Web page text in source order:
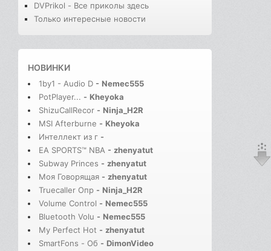
DVPrikol - Все приколы здесь
Только интересные новости
НОВИНКИ
1by1 - Audio D - Nemec555
PotPlayer... - Kheyoka
ShizuCallRecor - Ninja_H2R
MSI Afterburne - Kheyoka
Интеллект из г -
EA SPORTS™ NBA - zhenyatut
Subway Princes - zhenyatut
Моя Говорящая - zhenyatut
Truecaller Опр - Ninja_H2R
Volume Control - Nemec555
Bluetooth Volu - Nemec555
My Perfect Hot - zhenyatut
SmartFons - Об - DimonVideo